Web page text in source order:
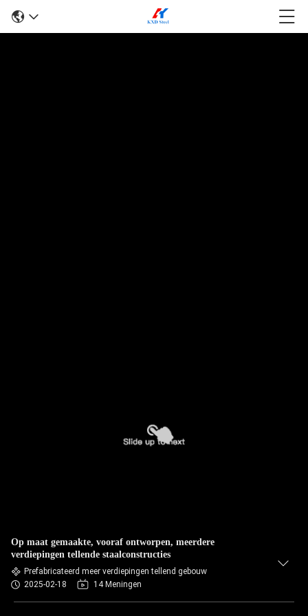
Op maat gemaakte, vooraf ontworpen, meerdere
verdiepingen tellende staalconstructies
Prefabricateerd meer verdiepingen tellend gebouw
2025-02-18
14 Meningen